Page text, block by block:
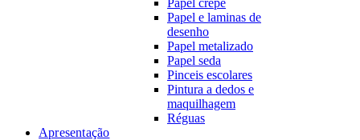
Papel crepe
Papel e laminas de
desenho
Papel metalizado
Papel seda
Pinceis escolares
Pintura a dedos e
maquilhagem
Réguas
Apresentação